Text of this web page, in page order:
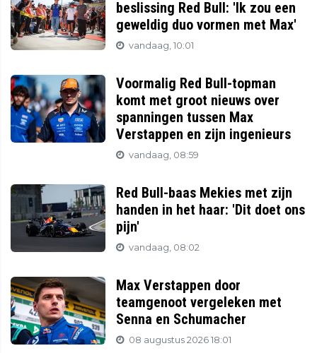
beslissing Red Bull: 'Ik zou een
geweldig duo vormen met Max'
vandaag, 10:01
Voormalig Red Bull-topman
komt met groot nieuws over
spanningen tussen Max
Verstappen en zijn ingenieurs
vandaag, 08:59
Red Bull-baas Mekies met zijn
handen in het haar: 'Dit doet ons
pijn'
vandaag, 08:02
Max Verstappen door
teamgenoot vergeleken met
Senna en Schumacher
08 augustus 2026 18:01